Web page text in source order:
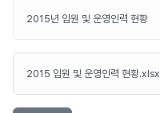
2015년 임원 및 운영인력 현황
2015 임원 및 운영인력 현황.xlsx